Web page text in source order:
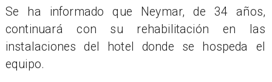
Se ha informado que Neymar, de 34 años,
continuará con su rehabilitación en las
instalaciones del hotel donde se hospeda el
equipo.